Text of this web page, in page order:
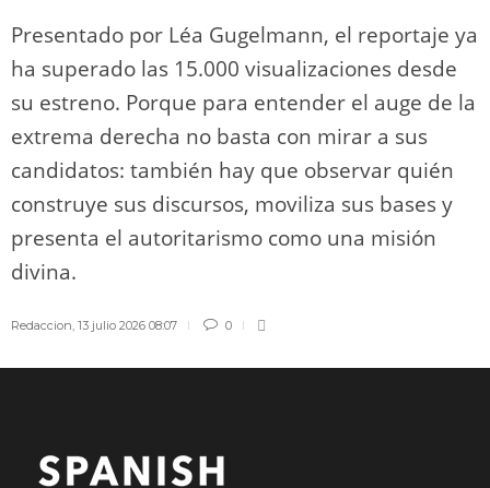
Presentado por Léa Gugelmann, el reportaje ya
ha superado las 15.000 visualizaciones desde
su estreno. Porque para entender el auge de la
extrema derecha no basta con mirar a sus
candidatos: también hay que observar quién
construye sus discursos, moviliza sus bases y
presenta el autoritarismo como una misión
divina.
Redaccion 13 julio 2026 08:07 0